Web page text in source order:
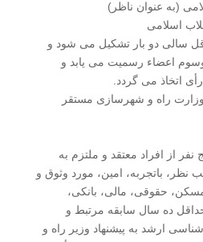
(به عنوان ناظر)
سالی دو بار تشکیل می شود و
اعضاء رسمیت می یابد و
اتخاذ می گردد.
وزارت راه و شهرسازی مستقر
از افراد معتقد و ملتزم به
باتجربه، امین، مورد وثوق و
حقوقی، مالی، بانکی،
ده سال سابقه مرتبط و
ارشد به پیشنهاد وزیر راه و